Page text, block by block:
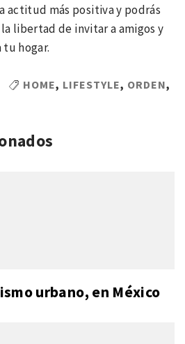
actitud más positiva y podrás
libertad de invitar a amigos y
tu hogar.
HOME, LIFESTYLE, ORDEN,
urbano, en México